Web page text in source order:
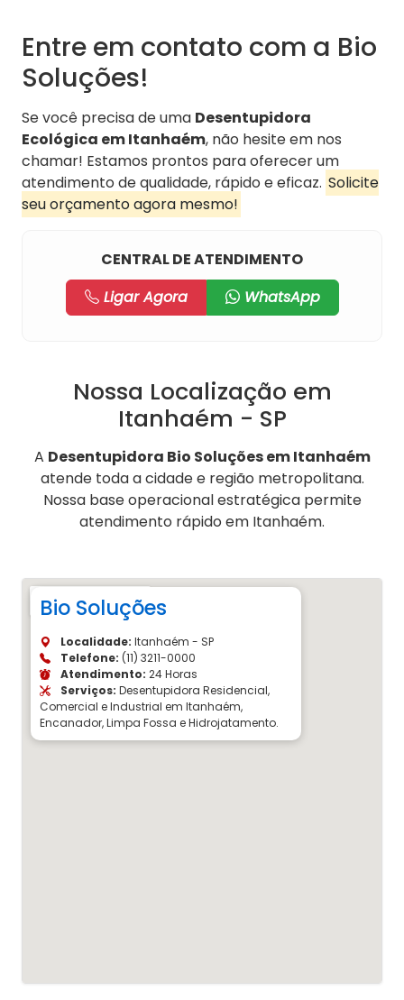
Entre em contato com a Bio
Soluções!
Se você precisa de uma Desentupidora
Ecológica em Itanhaém, não hesite em nos
chamar! Estamos prontos para oferecer um
atendimento de qualidade, rápido e eficaz. Solicite
seu orçamento agora mesmo!
CENTRAL DE ATENDIMENTO
Ligar Agora
WhatsApp
Nossa Localização em
Itanhaém - SP
A Desentupidora Bio Soluções em Itanhaém
atende toda a cidade e região metropolitana.
Nossa base operacional estratégica permite
atendimento rápido em Itanhaém.
Bio Soluções
Localidade: Itanhaém - SP
Telefone: (11) 3211-0000
Atendimento: 24 Horas
Serviços: Desentupidora Residencial,
Comercial e Industrial em Itanhaém,
Encanador, Limpa Fossa e Hidrojatamento.